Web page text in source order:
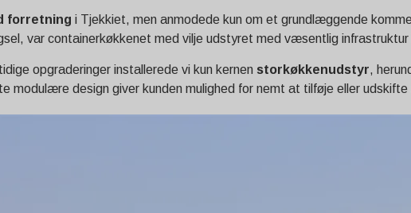
forretning i Tjekkiet, men anmodede kun om et grundlæggende
var containerkøkkenet med vilje udstyret med væsentlig
opgraderinger installerede vi kun kernen storkøkkenudstyr,
modulære design giver kunden mulighed for nemt at tilføje eller